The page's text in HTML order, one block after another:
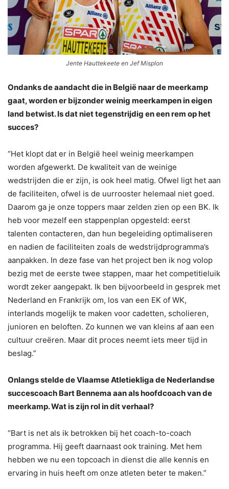
Jente Hauttekeete en Jef Misplon
Ondanks de aandacht die in België naar de meerkamp
gaat, worden er bijzonder weinig meerkampen in eigen
land betwist. Is dat niet tegenstrijdig en een rem op het
succes?
“Het klopt dat er in België heel weinig meerkampen
worden afgewerkt. De kwaliteit van de weinige
wedstrijden die er zijn, is ook heel matig. Ofwel ligt het aan
de faciliteiten, ofwel is de uurrooster helemaal niet goed.
Daarom ga je onze toppers maar zelden zien op een BK. Ik
heb voor mezelf een stappenplan opgesteld: eerst
talenten contacteren, dan hun begeleiding optimaliseren
en nadien de faciliteiten zoals de wedstrijdprogramma’s
aanpakken. In deze fase van het project ben ik nog volop
bezig met de eerste twee stappen, maar het competitieluik
wordt zeker aangepakt. Ik ben bijvoorbeeld in gesprek met
Nederland en Frankrijk om, los van een EK of WK,
interlands mogelijk te maken voor cadetten, scholieren,
junioren en beloften. Zo kunnen we van kleins af aan een
cultuur creëren. Maar dit proces neemt iets meer tijd in
beslag.”
Onlangs stelde de Vlaamse Atletiekliga de Nederlandse
succescoach Bart Bennema aan als hoofdcoach van de
meerkamp. Wat is zijn rol in dit verhaal?
“Bart is net als ik betrokken bij het coach-to-coach
programma. Hij geeft daarnaast ook training. Met hem
hebben we nu een topcoach in dienst die alle kennis en
ervaring in huis heeft om onze atleten beter te maken.”